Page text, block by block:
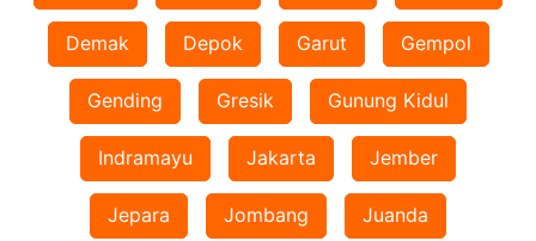
Demak Depok Garut Gempol
Gending Gresik Gunung Kidul
Indramayu Jakarta Jember
Jepara Jombang Juanda